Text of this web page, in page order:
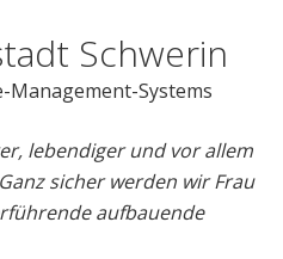
Schwerin
Management-Systems
lebendiger und vor allem
sicher werden wir Frau
aufbauende